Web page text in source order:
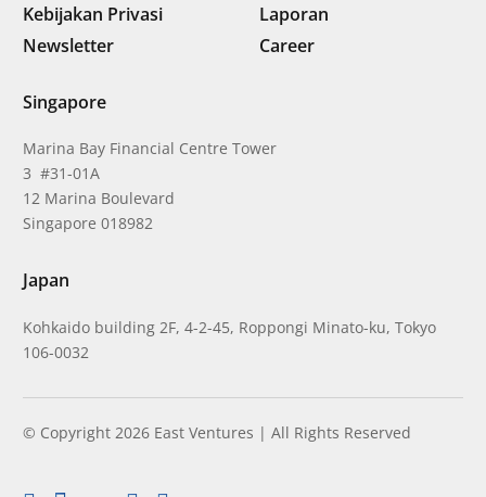
Kebijakan Privasi
Laporan
Newsletter
Career
Singapore
Marina Bay Financial Centre Tower
3 #31-01A
12 Marina Boulevard
Singapore 018982
Japan
Kohkaido building 2F, 4-2-45, Roppongi Minato-ku, Tokyo
106-0032
© Copyright 2026 East Ventures | All Rights Reserved